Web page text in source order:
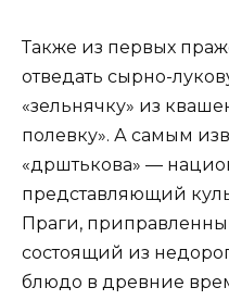
Также из первых
отведать сырно-
«зельнячку» из
полевку». А самым
«дрштькова» —
представляющий
Праги,
состоящий из
блюдо в древние